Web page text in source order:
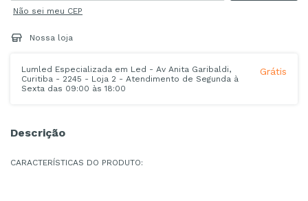
Não sei meu CEP
Nossa loja
Lumled Especializada em Led - Av Anita Garibaldi,
Curitiba - 2245 - Loja 2 - Atendimento de Segunda à
Sexta das 09:00 às 18:00
Grátis
Descrição
CARACTERÍSTICAS DO PRODUTO: